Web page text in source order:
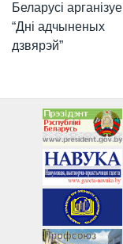
Беларусі арганізуе
“Дні адчыненых
дзвярэй”